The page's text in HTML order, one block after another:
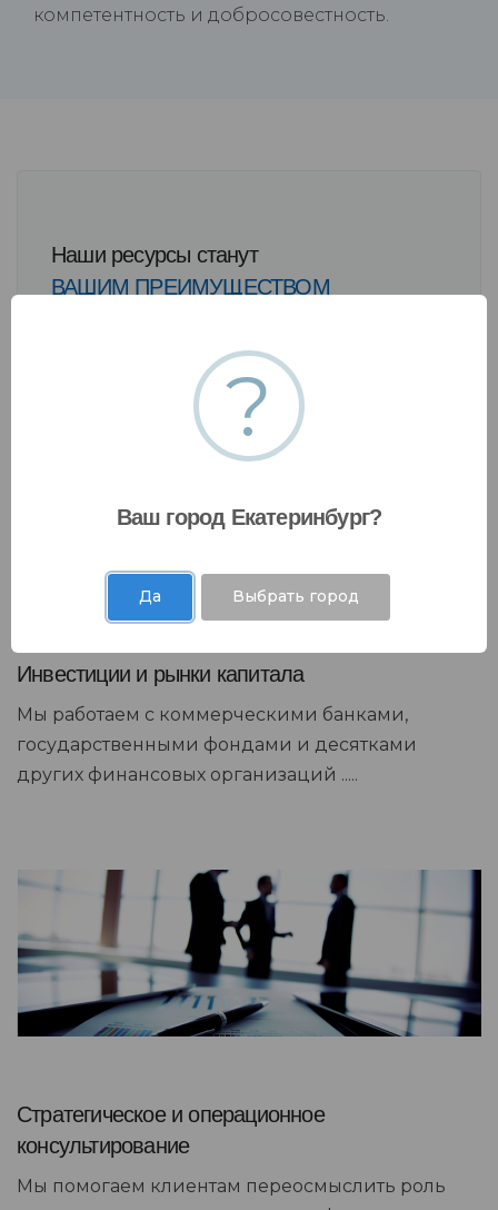
компетентность и добросовестность.
Наши ресурсы станут
ВАШИМ ПРЕИМУЩЕСТВОМ
Инвестиции и рынки капитала
Мы работаем с коммерческими банками,
государственными фондами и десятками
других финансовых организаций .....
Стратегическое и операционное
консультирование
Мы помогаем клиентам переосмыслить роль
?
Ваш город Екатеринбург?
Да Выбрать город